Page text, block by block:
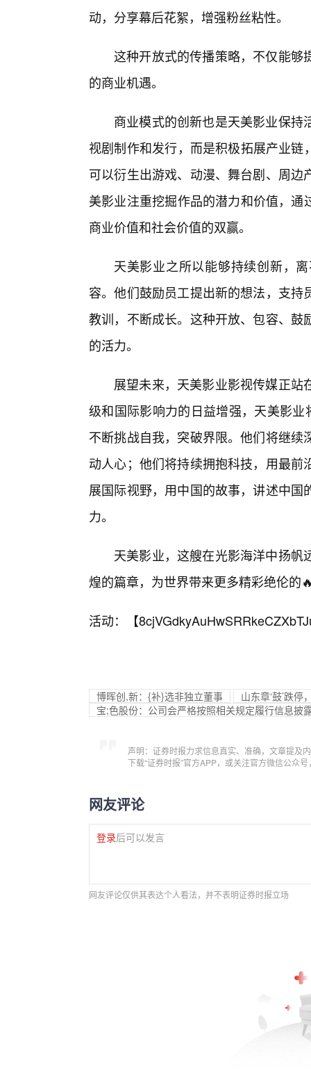
动，分享幕后花絮，增强粉丝粘性。
这种开放式的传播策略，不仅能够
的商业机遇。
商业模式的创新也是天美影业保
视剧制作和发行，而是积极拓展产业
可以衍生出游戏、动漫、舞台剧、周
美影业注重挖掘作品的潜力和价值，
商业价值和社会价值的双赢。
天美影业之所以能够持续创新，
容。他们鼓励员工提出新的想法，支
教训，不断成长。这种开放、包容、
的活力。
展望未来，天美影业影视传媒正
级和国际影响力的日益增强，天美影
不断挑战自我，突破界限。他们将继
动人心；他们将持续拥抱科技，用最
展国际视野，用中国的故事，讲述中
力。
天美影业，这艘在光影海洋中扬
煌的篇章，为世界带来更多精彩绝伦的
活动：【
博晖创,新：{补}选非独立董事
山东章‘鼓’跌
宝;色股份：公司会严格按照相关规定履行信息披
声明：证券时报力求信息真实、准确，文章提及
下载“证券时报”官方APP，或关注官方微信公众
网友评论
登录后可以发言
网友评论仅供其表达个人看法，并不表明证券时报立场